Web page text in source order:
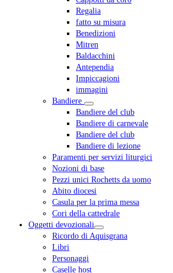
Regalia
fatto su misura
Benedizioni
Mitren
Baldacchini
Antependia
Impiccagioni
immagini
Bandiere
Bandiere del club
Bandiere di carnevale
Bandiere del club
Bandiere di lezione
Paramenti per servizi liturgici
Nozioni di base
Pezzi unici Rochetts da uomo
Abito diocesi
Casula per la prima messa
Cori della cattedrale
Oggetti devozionali
Ricordo di Aquisgrana
Libri
Personaggi
Caselle host